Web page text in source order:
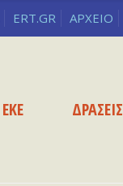
ERT.GR ΑΡΧΕΙΟ
ΕΚΕ ΔΡΑΣΕΙΣ